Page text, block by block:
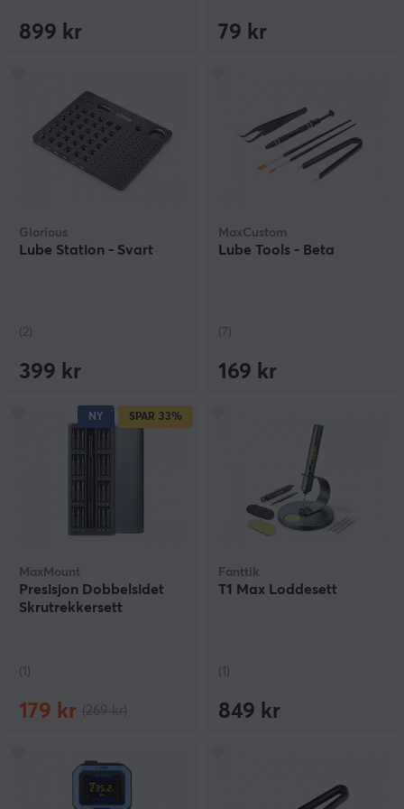
899 kr 79 kr
Glorious
Lube Station - Svart
(2)
399 kr
MaxCustom
Lube Tools - Beta
(7)
169 kr
NY SPAR 33%
MaxMount
Presisjon Dobbelsidet
Skrutrekkersett
(1)
179 kr
Fanttik
T1 Max Loddesett
(1)
849 kr